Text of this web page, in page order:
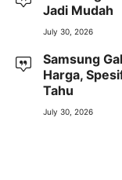
Jadi Mudah
July 30, 2026
Samsung
Harga,
Tahu
July 30, 2026